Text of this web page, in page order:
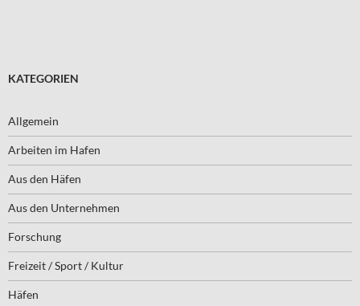
KATEGORIEN
Allgemein
Arbeiten im Hafen
Aus den Häfen
Aus den Unternehmen
Forschung
Freizeit / Sport / Kultur
Häfen